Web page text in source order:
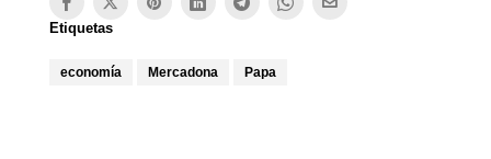
Etiquetas
economía Mercadona Papa